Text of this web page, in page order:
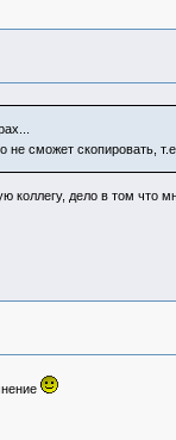
не сможет скопировать,
дело в том что